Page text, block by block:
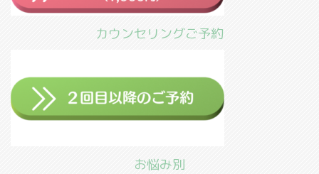
カウンセリングご予約
お悩み別